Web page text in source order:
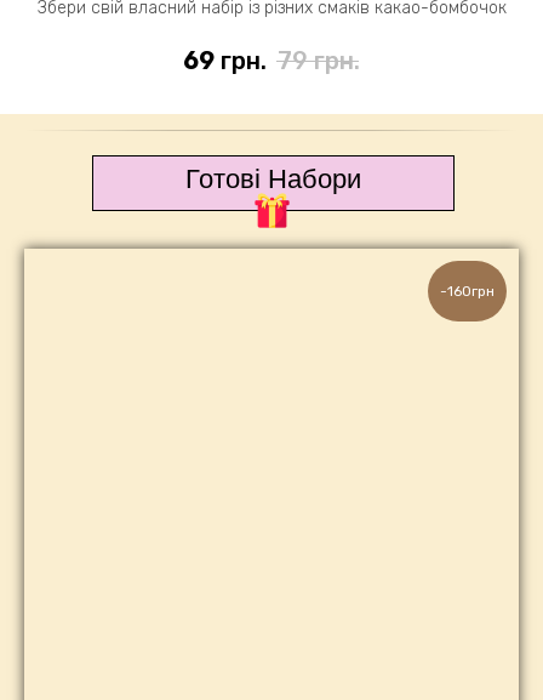
Збери свій власний набір із різних смаків какао-бомбочок
69 грн. 79 грн.
Готові Набори
-160грн